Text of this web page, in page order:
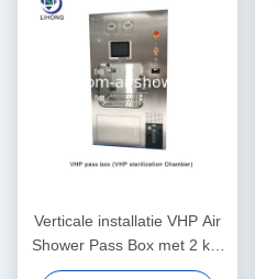
Verticale installatie VHP Air
Shower Pass Box met 2 kW
vermogen voor sterilisatie